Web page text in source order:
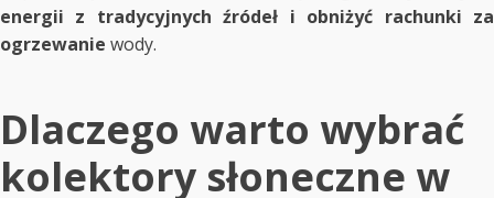
energii z tradycyjnych źródeł i obniżyć rachunki za
ogrzewanie wody.
Dlaczego warto wybrać
kolektory słoneczne w